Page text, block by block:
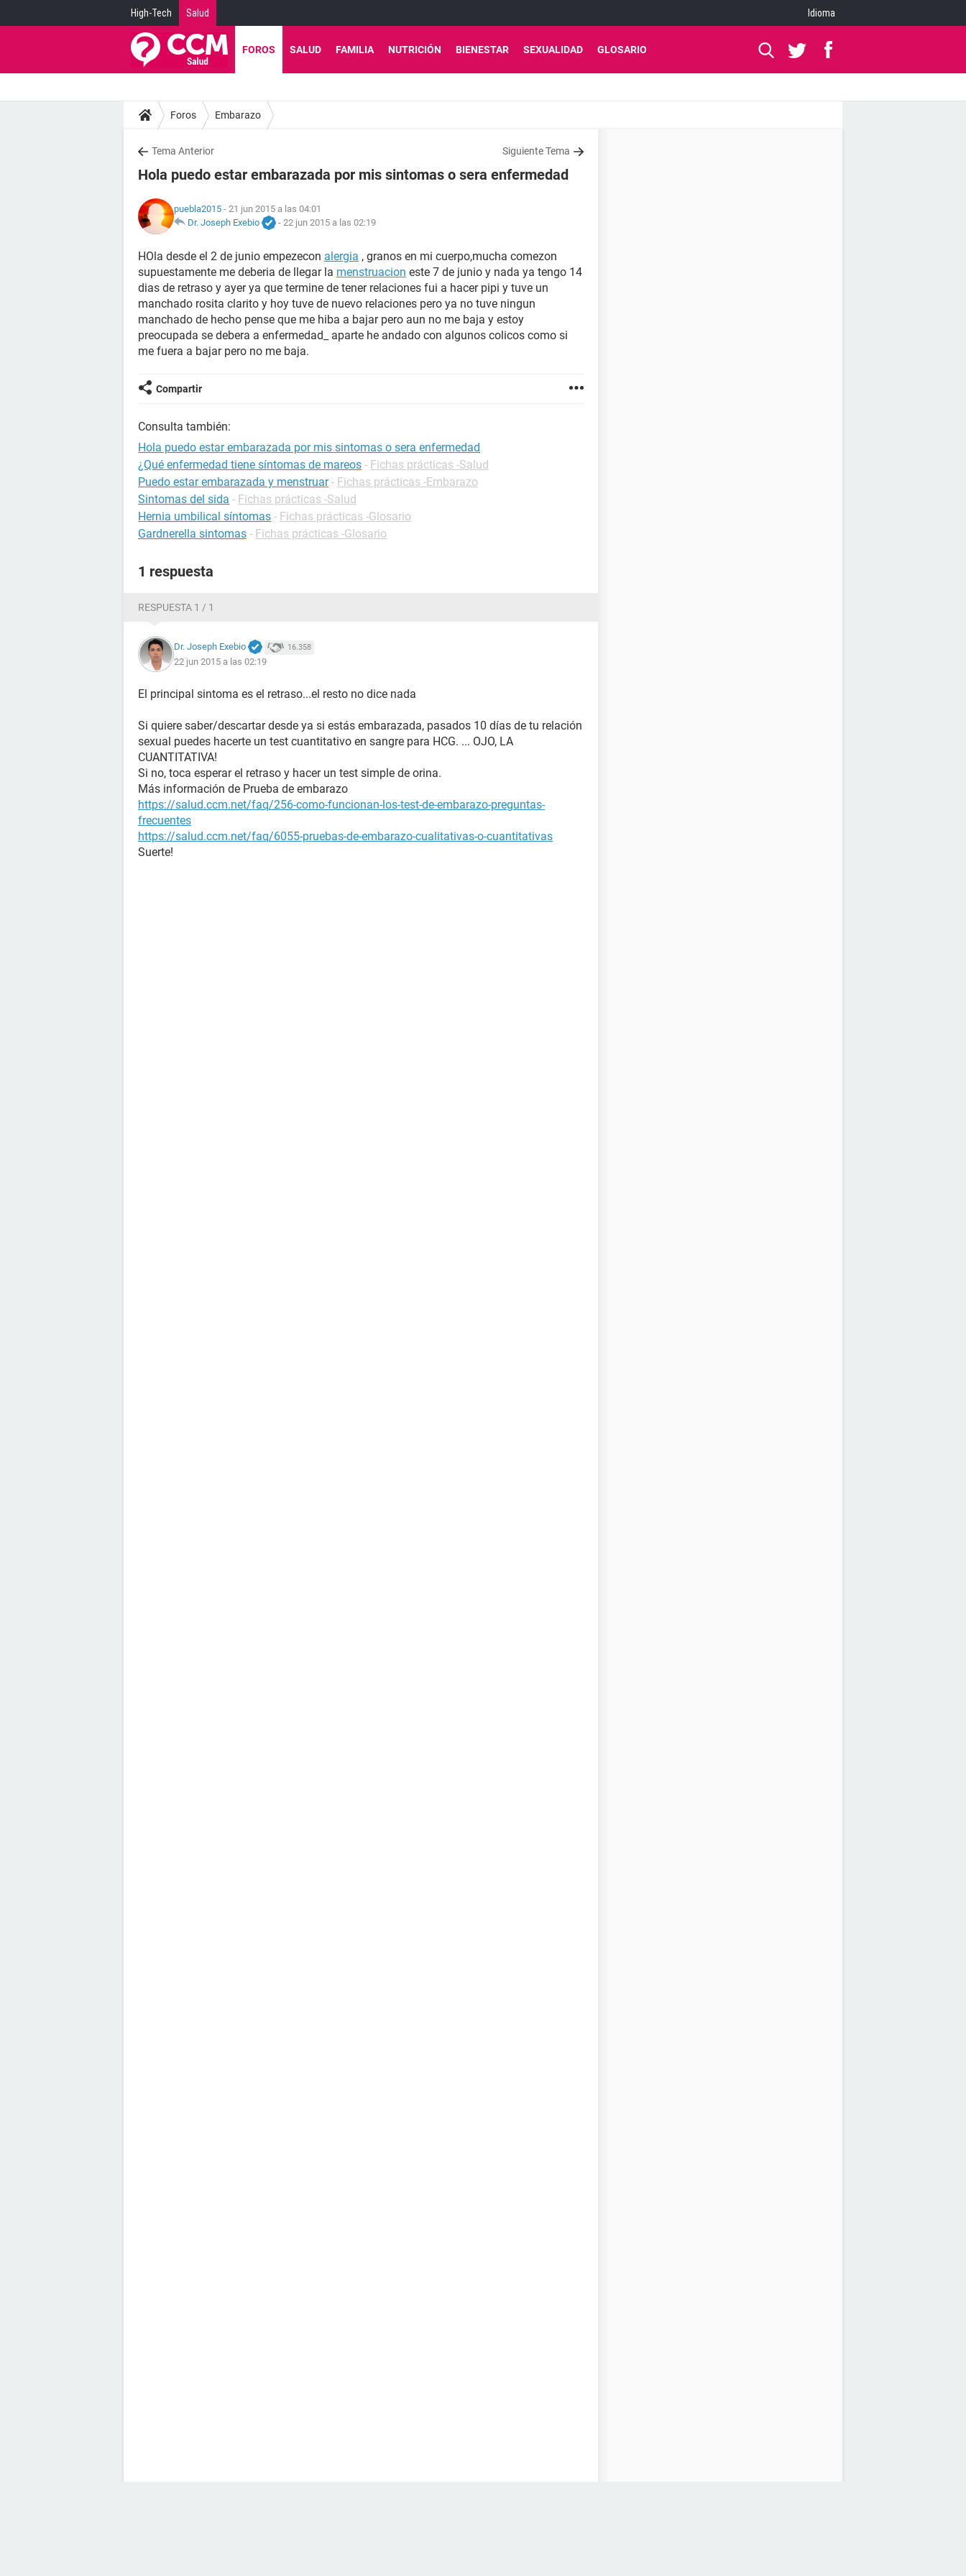
High-Tech Salud Idioma
FOROS SALUD FAMILIA NUTRICIÓN BIENESTAR SEXUALIDAD GLOSARIO
Foros Embarazo
Tema Anterior Siguiente Tema
Hola puedo estar embarazada por mis sintomas o sera enfermedad
puebla2015 - 21 jun 2015 a las 04:01
Dr. Joseph Exebio
- 22 jun 2015 a las 02:19
HOla desde el 2 de junio empezecon alergia , granos en mi cuerpo,mucha comezon
supuestamente me deberia de llegar la menstruacion este 7 de junio y nada ya tengo 14
dias de retraso y ayer ya que termine de tener relaciones fui a hacer pipi y tuve un
manchado rosita clarito y hoy tuve de nuevo relaciones pero ya no tuve ningun
manchado de hecho pense que me hiba a bajar pero aun no me baja y estoy
preocupada se debera a enfermedad_ aparte he andado con algunos colicos como si
me fuera a bajar pero no me baja.
Compartir
Consulta también:
Hola puedo estar embarazada por mis sintomas o sera enfermedad
¿Qué enfermedad tiene síntomas de mareos - Fichas prácticas -Salud
Puedo estar embarazada y menstruar - Fichas prácticas -Embarazo
Sintomas del sida - Fichas prácticas -Salud
Hernia umbilical síntomas - Fichas prácticas -Glosario
Gardnerella sintomas - Fichas prácticas -Glosario
1 respuesta
RESPUESTA 1 / 1
Dr. Joseph Exebio 16.358
22 jun 2015 a las 02:19
El principal sintoma es el retraso...el resto no dice nada
Si quiere saber/descartar desde ya si estás embarazada, pasados 10 días de tu relación
sexual puedes hacerte un test cuantitativo en sangre para HCG. ... OJO, LA
CUANTITATIVA!
Si no, toca esperar el retraso y hacer un test simple de orina.
Más información de Prueba de embarazo
https://salud.ccm.net/faq/256-como-funcionan-los-test-de-embarazo-preguntas-
frecuentes
https://salud.ccm.net/faq/6055-pruebas-de-embarazo-cualitativas-o-cuantitativas
Suerte!